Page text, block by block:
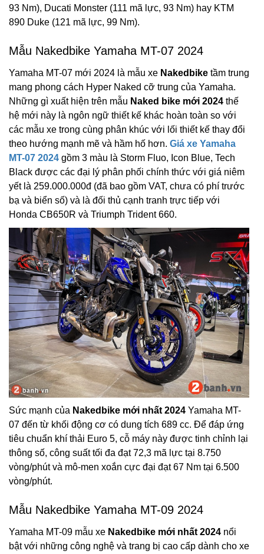
93 Nm), Ducati Monster (111 mã lực, 93 Nm) hay KTM
890 Duke (121 mã lực, 99 Nm).
Mẫu Nakedbike Yamaha MT-07 2024
Yamaha MT-07 mới 2024 là mẫu xe Nakedbike tầm trung
mang phong cách Hyper Naked cỡ trung của Yamaha.
Những gì xuất hiện trên mẫu Naked bike mới 2024 thế
hệ mới này là ngôn ngữ thiết kế khác hoàn toàn so với
các mẫu xe trong cùng phân khúc với lối thiết kế thay đổi
theo hướng mạnh mẽ và hầm hố hơn. Giá xe Yamaha
MT-07 2024 gồm 3 màu là Storm Fluo, Icon Blue, Tech
Black được các đại lý phân phối chính thức với giá niêm
yết là 259.000.000đ (đã bao gồm VAT, chưa có phí trước
bạ và biển số) và là đối thủ cạnh tranh trực tiếp với
Honda CB650R và Triumph Trident 660.
Sức mạnh của Nakedbike mới nhất 2024 Yamaha MT-
07 đến từ khối động cơ có dung tích 689 cc. Để đáp ứng
tiêu chuẩn khí thải Euro 5, cỗ máy này được tinh chỉnh lại
thông số, công suất tối đa đạt 72,3 mã lực tại 8.750
vòng/phút và mô-men xoắn cực đại đạt 67 Nm tại 6.500
vòng/phút.
Mẫu Nakedbike Yamaha MT-09 2024
Yamaha MT-09 mẫu xe Nakedbike mới nhất 2024 nổi
bật với những công nghệ và trang bị cao cấp dành cho xe